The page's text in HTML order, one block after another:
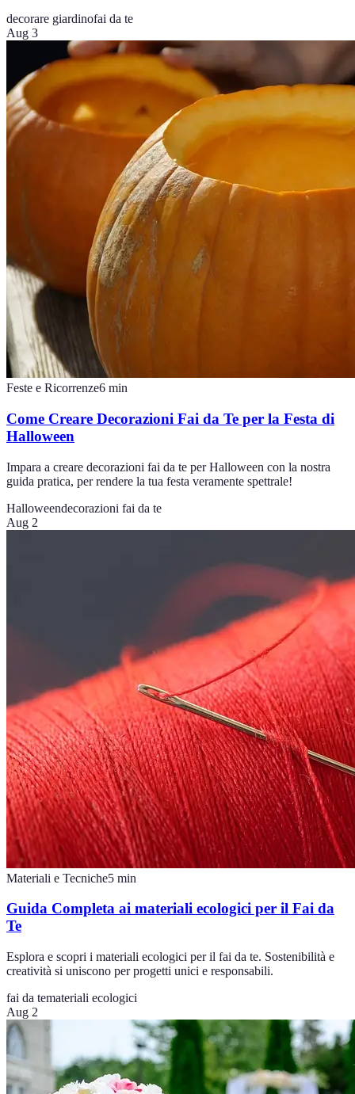
decorare giardinofai da te
Aug 3
Feste e Ricorrenze6 min
Come Creare Decorazioni Fai da Te per la Festa di
Halloween
Impara a creare decorazioni fai da te per Halloween con la nostra
guida pratica, per rendere la tua festa veramente spettrale!
Halloweendecorazioni fai da te
Aug 2
Materiali e Tecniche5 min
Guida Completa ai materiali ecologici per il Fai da
Te
Esplora e scopri i materiali ecologici per il fai da te. Sostenibilità e
creatività si uniscono per progetti unici e responsabili.
fai da temateriali ecologici
Aug 2